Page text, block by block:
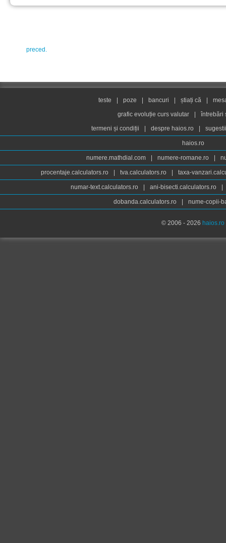
preced.
teste poze bancuri știați că
grafic evoluție curs valutar
întrebări
termeni și condiții
despre haios.ro
haios.ro
numere.mathdial.com numere-romane.ro
procentaje.calculators.ro tva.calculators.ro taxa-
numar-text.calculators.ro ani-bisecti.calculators.ro
dobanda.calculators.ro nume-copii-
© 2006 - 2026 haios.ro